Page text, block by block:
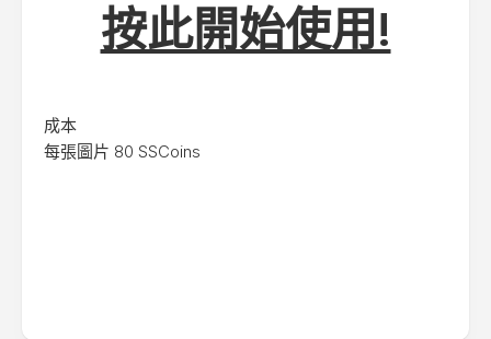
按此開始使用!
成本
每張圖片 80 SSCoins